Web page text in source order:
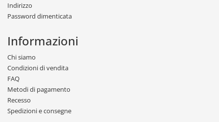
Indirizzo
Password dimenticata
Informazioni
Chi siamo
Condizioni di vendita
FAQ
Metodi di pagamento
Recesso
Spedizioni e consegne